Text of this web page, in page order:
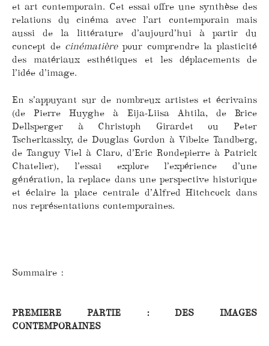
et art contemporain. Cet essai offre une synthèse des
relations du cinéma avec l’art contemporain mais
aussi de la littérature d’aujourd’hui à partir du
concept de cinématièrepour comprendre la plasticité
des matériaux esthétiques et les déplacements de
l’idée d’image.
En s’appuyant sur de nombreux artistes et écrivains
(de Pierre Huyghe à Eija-Liisa Ahtila, de Brice
Dellsperger à Christoph Girardet ou Peter
Tscherkassky, de Douglas Gordon à Vibeke Tandberg,
de Tanguy Viel à Claro, d’Eric Rondepierre à Patrick
Chatelier), l’essai explore l’expérience d’une
génération, la replace dans une perspective historique
et éclaire la place centrale d’Alfred Hitchcock dans
nos représentations contemporaines.
Sommaire :
PREMIERE PARTIE : DES IMAGES
CONTEMPORAINES